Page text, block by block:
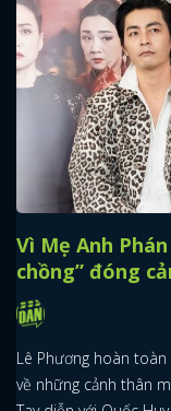
Vì Mẹ Anh
chồng” đóng
Lê Phương hoàn
về những cảnh thân